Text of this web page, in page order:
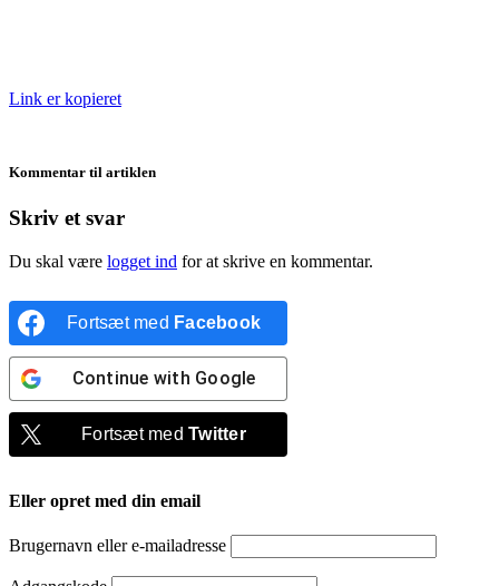
Link er kopieret
Kommentar til artiklen
Skriv et svar
Du skal være logget ind for at skrive en kommentar.
Fortsæt med Facebook
Continue with Google
Fortsæt medTwitter
Eller opret med din email
Brugernavn eller e-mailadresse